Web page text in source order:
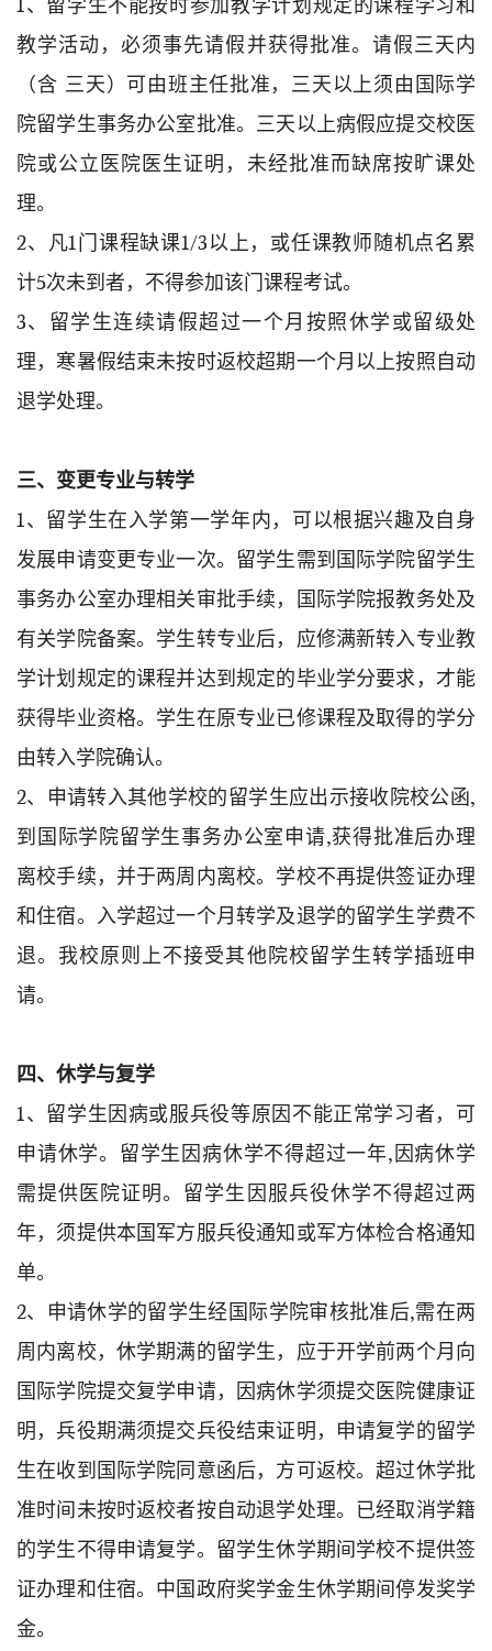
1、留学生不能按时参加教学计划规定的课程学习和
教学活动，必须事先请假并获得批准。请假三天内
（含 三天）可由班主任批准，三天以上须由国际学
院留学生事务办公室批准。三天以上病假应提交校医
院或公立医院医生证明，未经批准而缺席按旷课处
理。
2、凡1门课程缺课1/3以上，或任课教师随机点名累
计5次未到者，不得参加该门课程考试。
3、留学生连续请假超过一个月按照休学或留级处
理，寒暑假结束未按时返校超期一个月以上按照自动
退学处理。
三、变更专业与转学
1、留学生在入学第一学年内，可以根据兴趣及自身
发展申请变更专业一次。留学生需到国际学院留学生
事务办公室办理相关审批手续，国际学院报教务处及
有关学院备案。学生转专业后，应修满新转入专业教
学计划规定的课程并达到规定的毕业学分要求，才能
获得毕业资格。学生在原专业已修课程及取得的学分
由转入学院确认。
2、申请转入其他学校的留学生应出示接收院校公函,
到国际学院留学生事务办公室申请,获得批准后办理
离校手续，并于两周内离校。学校不再提供签证办理
和住宿。入学超过一个月转学及退学的留学生学费不
退。我校原则上不接受其他院校留学生转学插班申
请。
四、休学与复学
1、留学生因病或服兵役等原因不能正常学习者，可
申请休学。留学生因病休学不得超过一年,因病休学
需提供医院证明。留学生因服兵役休学不得超过两
年，须提供本国军方服兵役通知或军方体检合格通知
单。
2、申请休学的留学生经国际学院审核批准后,需在两
周内离校，休学期满的留学生，应于开学前两个月向
国际学院提交复学申请，因病休学须提交医院健康证
明，兵役期满须提交兵役结束证明，申请复学的留学
生在收到国际学院同意函后，方可返校。超过休学批
准时间未按时返校者按自动退学处理。已经取消学籍
的学生不得申请复学。留学生休学期间学校不提供签
证办理和住宿。中国政府奖学金生休学期间停发奖学
金。